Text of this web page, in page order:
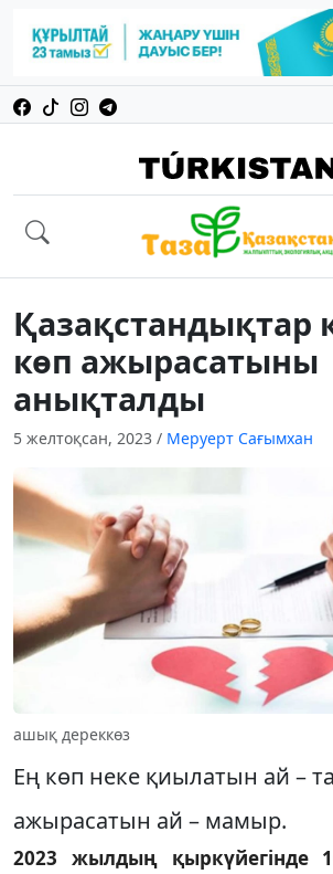
Қазақстандықтар
көп ажырасатыны
анықталды
5 желтоқсан, 2023 / Меруерт Сағымхан
ашық дереккөз
Ең көп неке қиылатын ай –
ажырасатын ай – мамыр.
2023 жылдың қыркүйегінде